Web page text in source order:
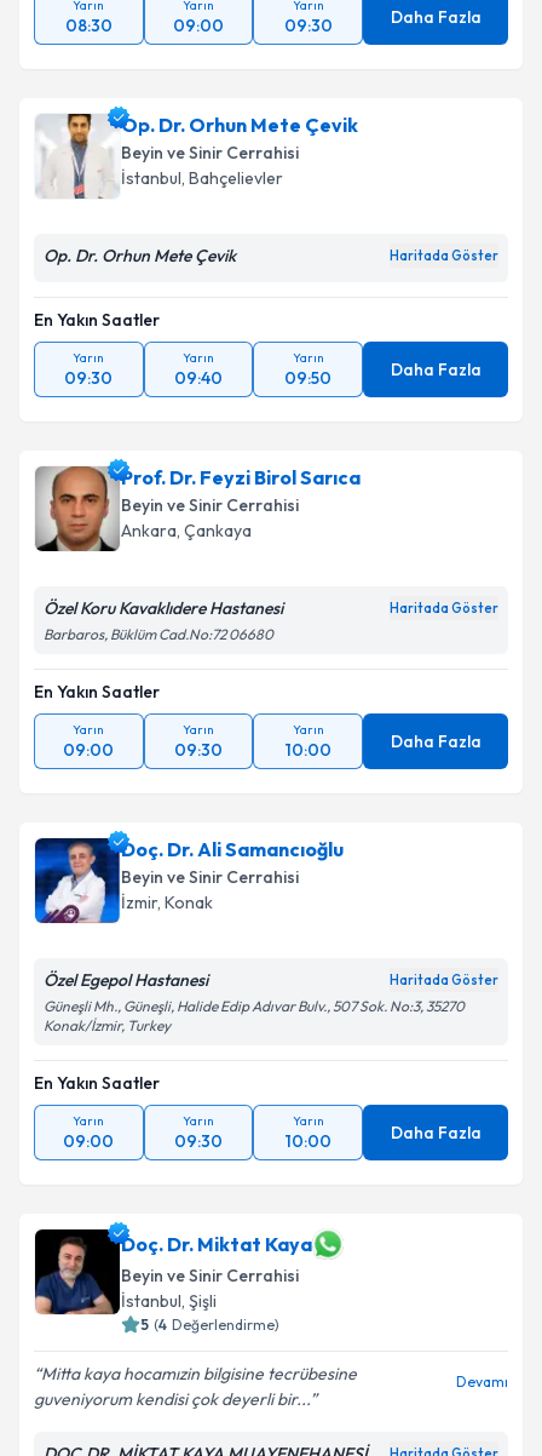
Yarın
08:30
Yarın
09:00
Yarın
09:30 Daha Fazla
Op. Dr. Orhun Mete Çevik
Beyin ve Sinir Cerrahisi
İstanbul, Bahçelievler
Op. Dr. Orhun Mete Çevik Haritada Göster
En Yakın Saatler
Yarın
09:30
Yarın
09:40
Yarın
09:50 Daha Fazla
Prof. Dr. Feyzi Birol Sarıca
Beyin ve Sinir Cerrahisi
Ankara, Çankaya
Özel Koru Kavaklıdere Hastanesi Haritada Göster
Barbaros, Büklüm Cad.No:72 06680
En Yakın Saatler
Yarın
09:00
Yarın
09:30
Yarın
10:00 Daha Fazla
Doç. Dr. Ali Samancıoğlu
Beyin ve Sinir Cerrahisi
İzmir, Konak
Özel Egepol Hastanesi Haritada Göster
Güneşli Mh., Güneşli, Halide Edip Adıvar Bulv., 507 Sok. No:3, 35270
Konak/İzmir, Turkey
En Yakın Saatler
Yarın
09:00
Yarın
09:30
Yarın
10:00 Daha Fazla
Doç. Dr. Miktat Kaya
Beyin ve Sinir Cerrahisi
İstanbul, Şişli
5 (4 Değerlendirme)
Mitta kaya hocamızin bilgisine tecrübesine
guveniyorum kendisi çok deyerli bir...
Devamı